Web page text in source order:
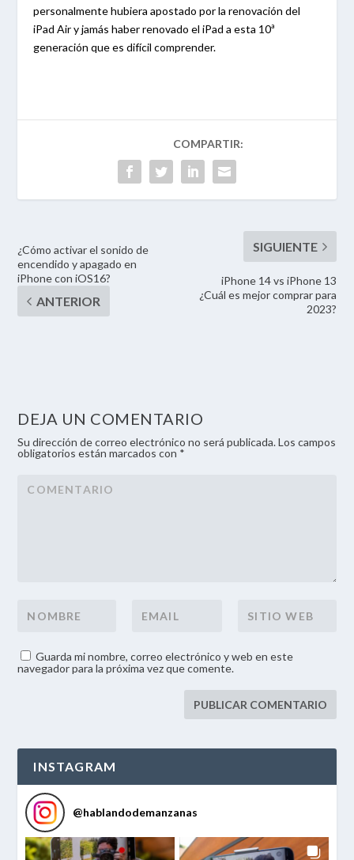
personalmente hubiera apostado por la renovación del
iPad Air y jamás haber renovado el iPad a esta 10ª
generación que es difícil comprender.
¿Cómo activar el sonido de
encendido y apagado en
iPhone con iOS16?
iPhone 14 vs iPhone 13
¿Cuál es mejor comprar para
2023?
DEJA UN COMENTARIO
Su dirección de correo electrónico no será publicada. Los campos
obligatorios están marcados con *
Guarda mi nombre, correo electrónico y web en este
navegador para la próxima vez que comente.
INSTAGRAM
@hablandodemanzanas